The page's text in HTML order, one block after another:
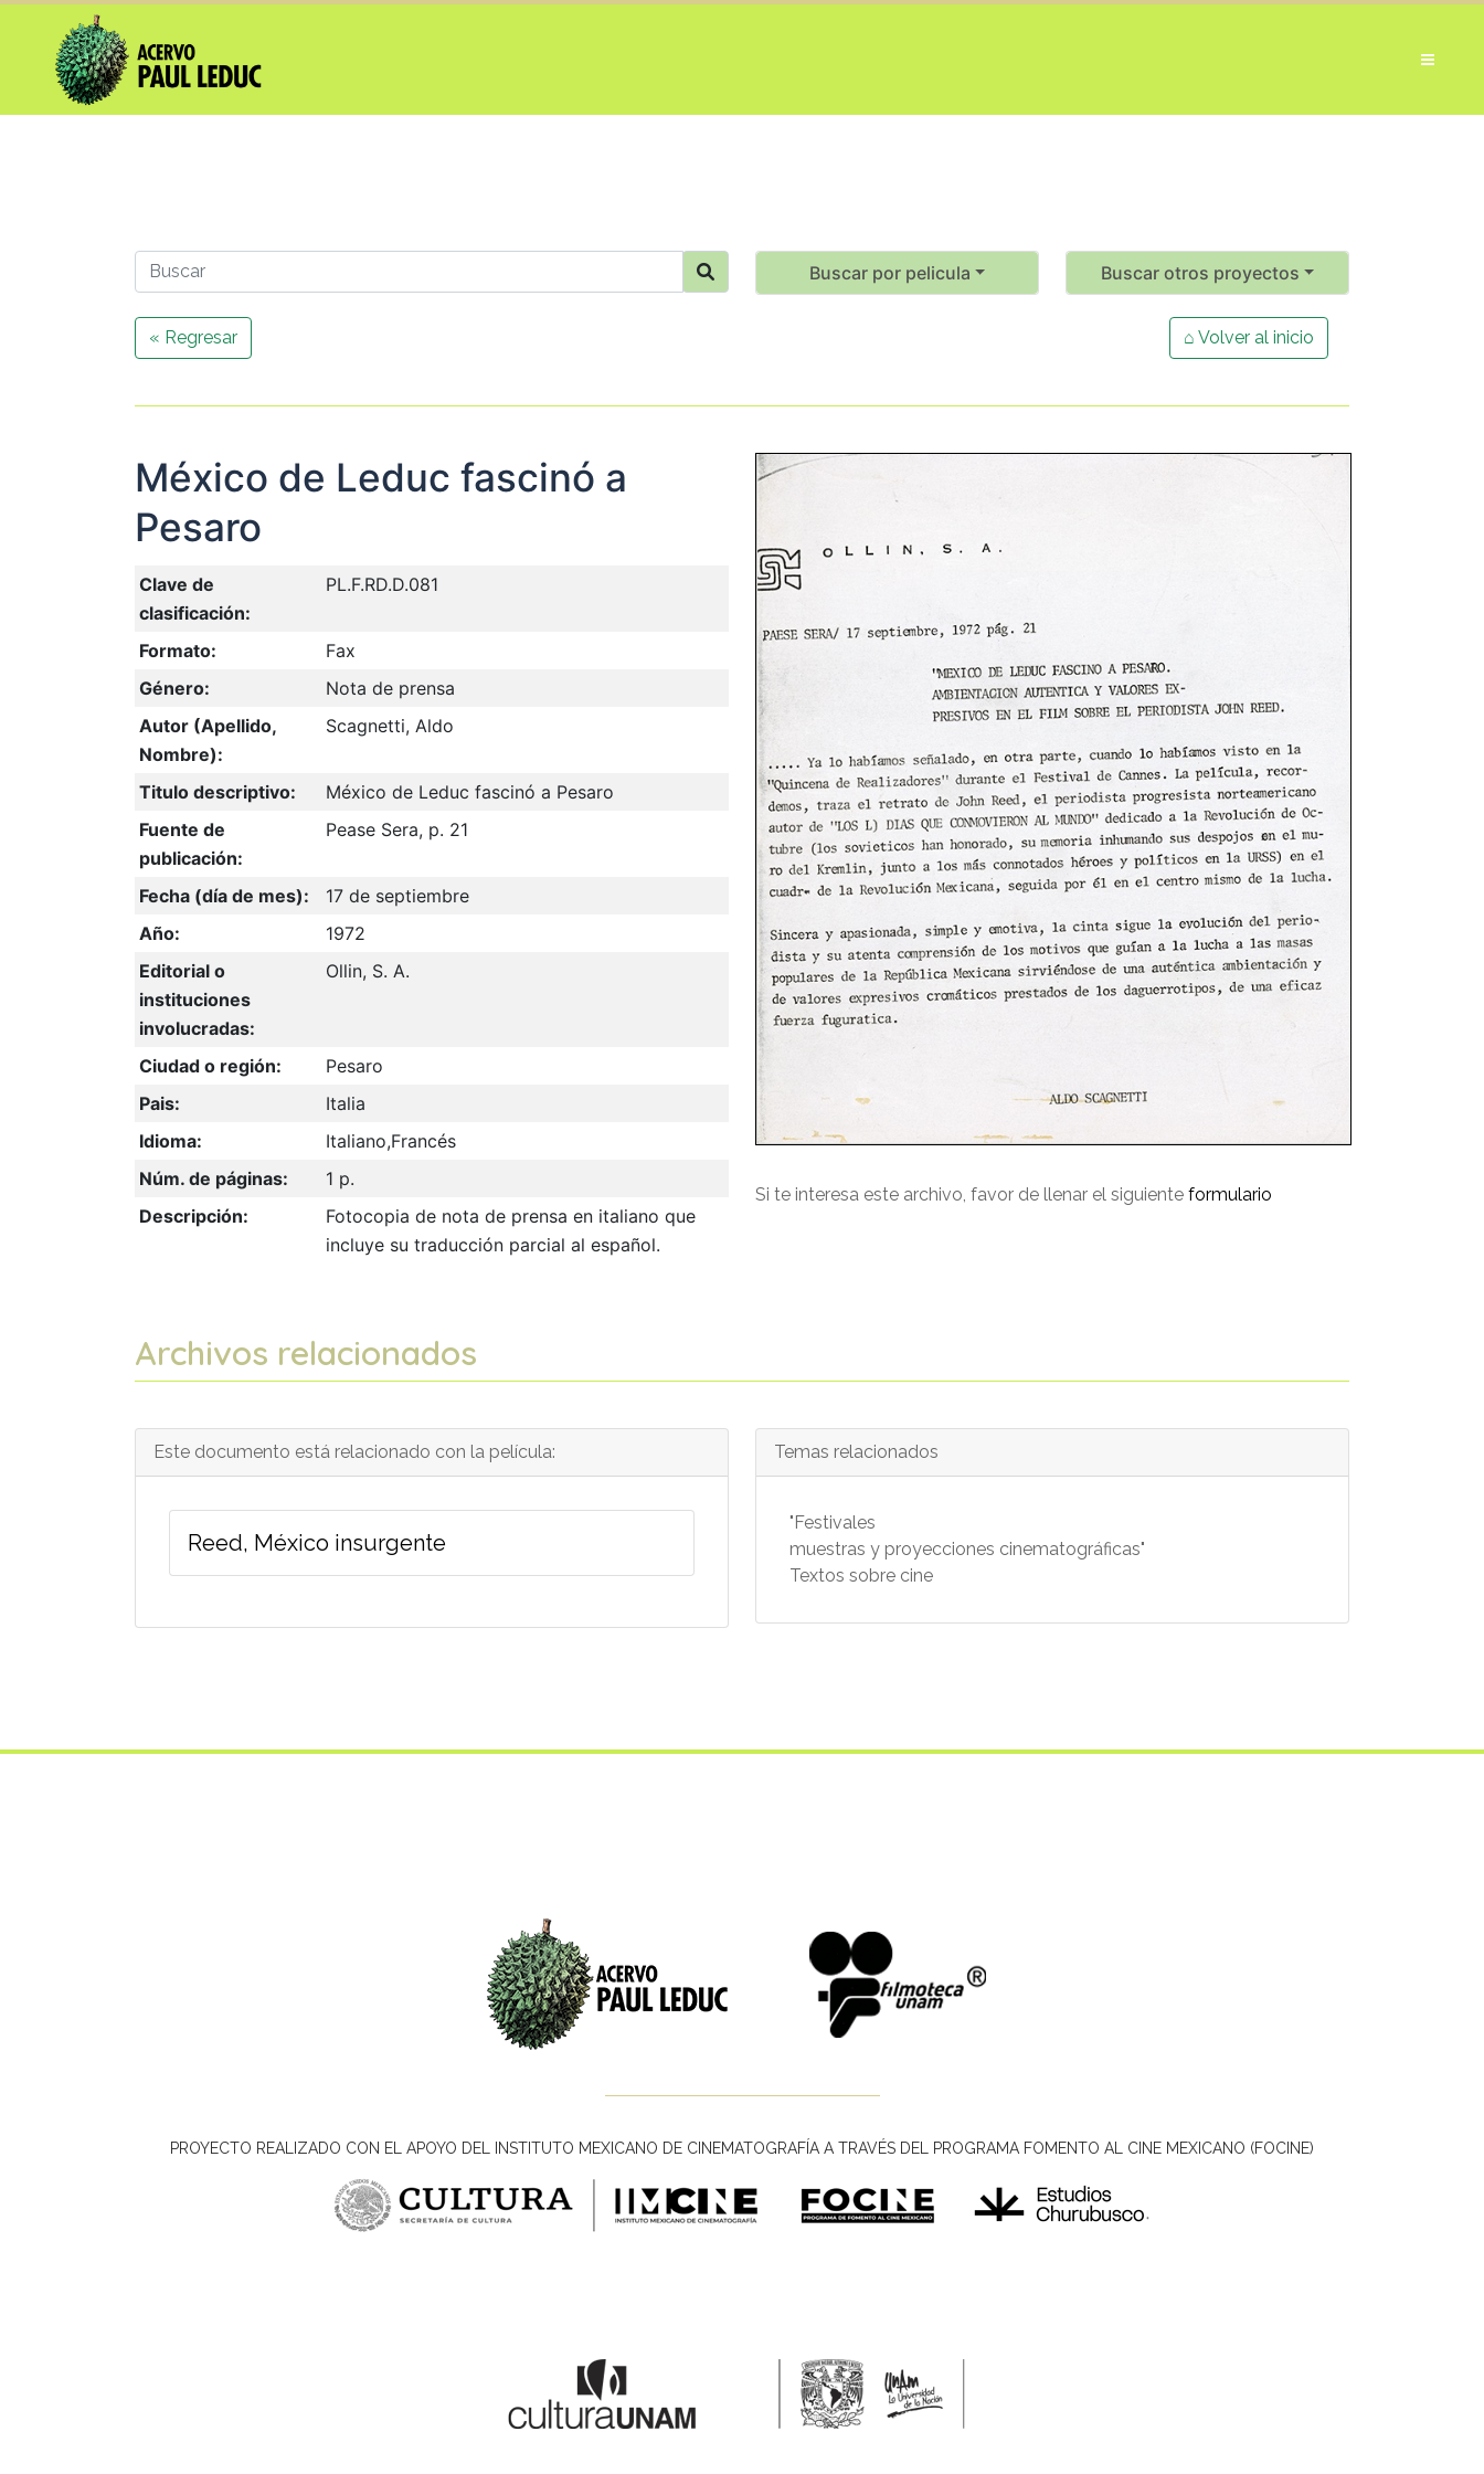
Buscar por pelicula Buscar otros proyectos
« Regresar ⌂ Volver al inicio
México de Leduc fascinó a
Pesaro
Clave de
clasificación:
PL.F.RD.D.081
Formato:
Fax
Género:
Nota de prensa
Autor (Apellido,
Nombre):
Scagnetti, Aldo
Titulo descriptivo:
México de Leduc fascinó a Pesaro
Fuente de
publicación:
Pease Sera, p. 21
Fecha (día de mes):
17 de septiembre
Año:
1972
Editorial o
instituciones
involucradas:
Ollin, S. A.
Ciudad o región:
Pesaro
Pais:
Italia
Idioma:
Italiano,Francés
Núm. de páginas:
1 p.
Descripción:
Fotocopia de nota de prensa en italiano que
incluye su traducción parcial al español.
Si te interesa este archivo, favor de llenar el siguiente formulario
Archivos relacionados
Este documento está relacionado con la película:
Reed, México insurgente
Temas relacionados
"Festivales
muestras y proyecciones cinematográficas"
Textos sobre cine
PROYECTO REALIZADO CON EL APOYO DEL INSTITUTO MEXICANO DE CINEMATOGRAFÍA A TRAVÉS DEL PROGRAMA FOMENTO AL CINE MEXICANO (FOCINE)